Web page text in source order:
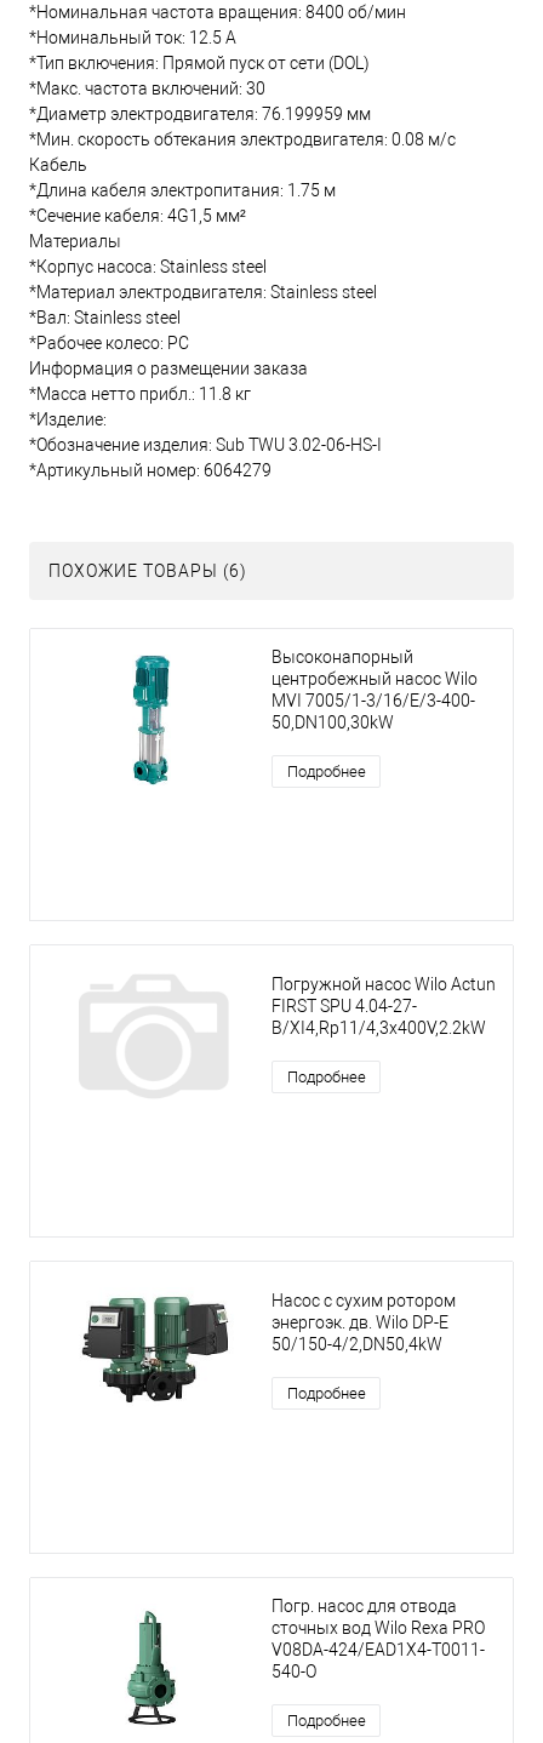
*Номинальная частота вращения: 8400 об/мин
*Номинальный ток: 12.5 А
*Тип включения: Прямой пуск от сети (DOL)
*Макс. частота включений: 30
*Диаметр электродвигателя: 76.199959 мм
*Мин. скорость обтекания электродвигателя: 0.08 м/с
Кабель
*Длина кабеля электропитания: 1.75 м
*Сечение кабеля: 4G1,5 мм²
Материалы
*Корпус насоса: Stainless steel
*Материал электродвигателя: Stainless steel
*Вал: Stainless steel
*Рабочее колесо: PC
Информация о размещении заказа
*Масса нетто прибл.: 11.8 кг
*Изделие:
*Обозначение изделия: Sub TWU 3.02-06-HS-I
*Артикульный номер: 6064279
ПОХОЖИЕ ТОВАРЫ (6)
Высоконапорный
центробежный насос Wilo
MVI 7005/1-3/16/E/3-400-
50,DN100,30kW
Подробнее
Погружной насос Wilo Actun
FIRST SPU 4.04-27-
B/XI4,Rp11/4,3x400V,2.2kW
Подробнее
Насос с сухим ротором
энергоэк. дв. Wilo DP-E
50/150-4/2,DN50,4kW
Подробнее
Погр. насос для отвода
сточных вод Wilo Rexa PRO
V08DA-424/EAD1X4-T0011-
540-O
Подробнее